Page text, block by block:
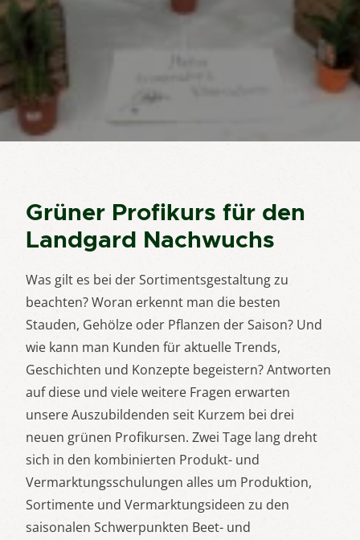
Wissen
Grüner Profikurs für den
Landgard Nachwuchs
Was gilt es bei der Sortimentsgestaltung zu
beachten? Woran erkennt man die besten
Stauden, Gehölze oder Pflanzen der Saison? Und
wie kann man Kunden für aktuelle Trends,
Geschichten und Konzepte begeistern? Antworten
auf diese und viele weitere Fragen erwarten
unsere Auszubildenden seit Kurzem bei drei
neuen grünen Profikursen. Zwei Tage lang dreht
sich in den kombinierten Produkt- und
Vermarktungsschulungen alles um Produktion,
Sortimente und Vermarktungsideen zu den
saisonalen Schwerpunkten Beet- und